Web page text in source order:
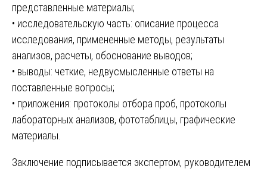
представленные материалы;
• исследовательскую часть: описание процесса
исследования, примененные методы, результаты
анализов, расчеты, обоснование выводов;
• выводы: четкие, недвусмысленные ответы на
поставленные вопросы;
• приложения: протоколы отбора проб, протоколы
лабораторных анализов, фототаблицы, графические
материалы.
Заключение подписывается экспертом, руководителем